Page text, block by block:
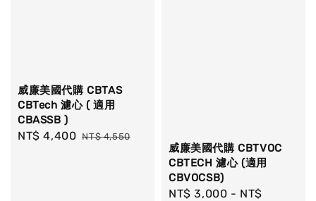
威廉美國代購 CBTAS
CBTech 濾心 ( 適用
CBASSB )
Sale
NT$ 4,400 Regular
NT$ 4,550
威廉美國代購 CBTVOC
CBTECH 濾心 (適用
CBVOCSB)
Sale
NT$ 3,000 - NT$